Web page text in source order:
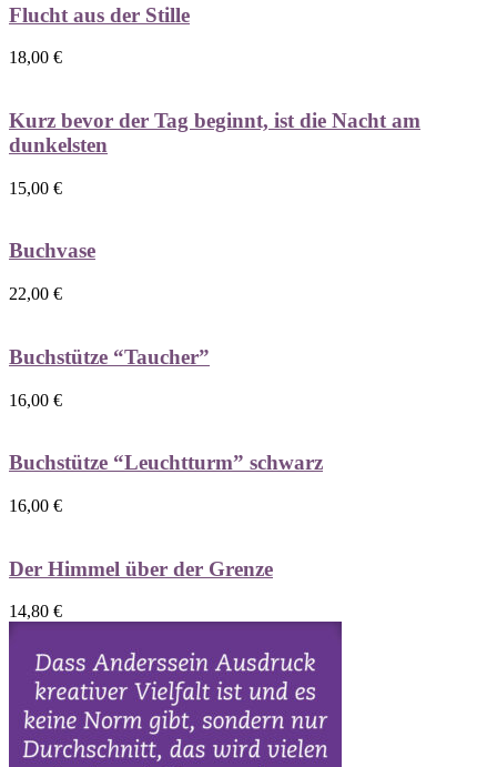
Flucht aus der Stille
18,00 €
Kurz bevor der Tag beginnt, ist die Nacht am
dunkelsten
15,00 €
Buchvase
22,00 €
Buchstütze “Taucher”
16,00 €
Buchstütze “Leuchtturm” schwarz
16,00 €
Der Himmel über der Grenze
14,80 €